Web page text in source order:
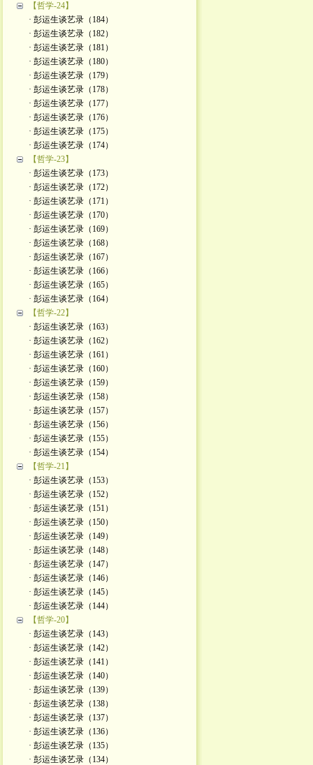
【哲学-24】
· 彭运生谈艺录（184）
· 彭运生谈艺录（182）
· 彭运生谈艺录（181）
· 彭运生谈艺录（180）
· 彭运生谈艺录（179）
· 彭运生谈艺录（178）
· 彭运生谈艺录（177）
· 彭运生谈艺录（176）
· 彭运生谈艺录（175）
· 彭运生谈艺录（174）
【哲学-23】
· 彭运生谈艺录（173）
· 彭运生谈艺录（172）
· 彭运生谈艺录（171）
· 彭运生谈艺录（170）
· 彭运生谈艺录（169）
· 彭运生谈艺录（168）
· 彭运生谈艺录（167）
· 彭运生谈艺录（166）
· 彭运生谈艺录（165）
· 彭运生谈艺录（164）
【哲学-22】
· 彭运生谈艺录（163）
· 彭运生谈艺录（162）
· 彭运生谈艺录（161）
· 彭运生谈艺录（160）
· 彭运生谈艺录（159）
· 彭运生谈艺录（158）
· 彭运生谈艺录（157）
· 彭运生谈艺录（156）
· 彭运生谈艺录（155）
· 彭运生谈艺录（154）
【哲学-21】
· 彭运生谈艺录（153）
· 彭运生谈艺录（152）
· 彭运生谈艺录（151）
· 彭运生谈艺录（150）
· 彭运生谈艺录（149）
· 彭运生谈艺录（148）
· 彭运生谈艺录（147）
· 彭运生谈艺录（146）
· 彭运生谈艺录（145）
· 彭运生谈艺录（144）
【哲学-20】
· 彭运生谈艺录（143）
· 彭运生谈艺录（142）
· 彭运生谈艺录（141）
· 彭运生谈艺录（140）
· 彭运生谈艺录（139）
· 彭运生谈艺录（138）
· 彭运生谈艺录（137）
· 彭运生谈艺录（136）
· 彭运生谈艺录（135）
· 彭运生谈艺录（134）